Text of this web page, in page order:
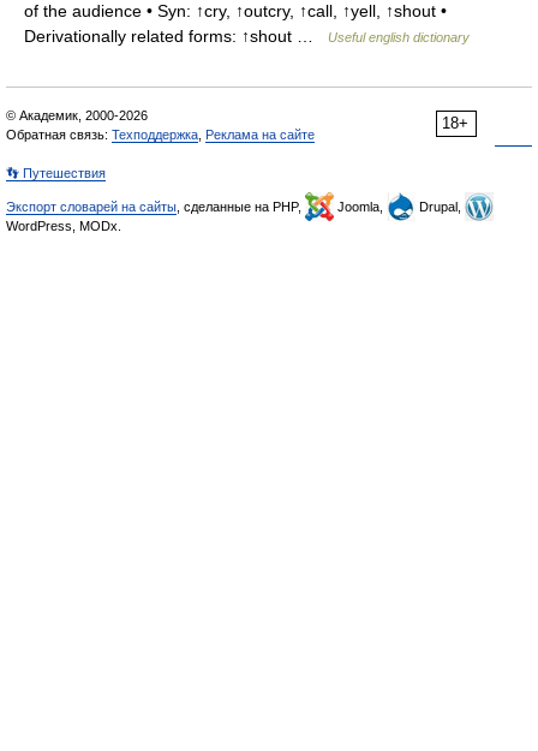
of the audience • Syn: ↑cry, ↑outcry, ↑call, ↑yell, ↑shout •
Derivationally related forms: ↑shout …
Useful english dictionary
18+
© Академик, 2000-2026
Обратная связь: Техподдержка Реклама на сайте
👣 Путешествия
Экспорт словарей на сайты , сделанные на PHP, Joomla,
Drupal,
WordPress, MODx.